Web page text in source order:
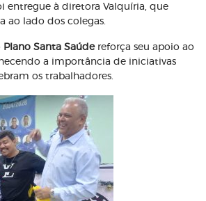
entregue à diretora Valquíria, que
ao lado dos colegas.
Plano Santa Saúdereforça seu apoio ao
a importância de iniciativas
os trabalhadores.